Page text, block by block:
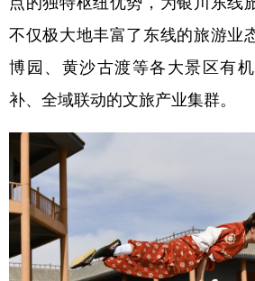
不仅极大地丰富了东线的旅游业
博园、黄沙古渡等各大景区有
补、全域联动的文旅产业集群。